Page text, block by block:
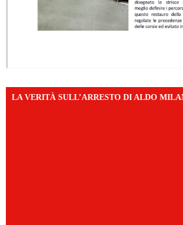
LA VERITÀ SULL’ARRESTO DI ALDO